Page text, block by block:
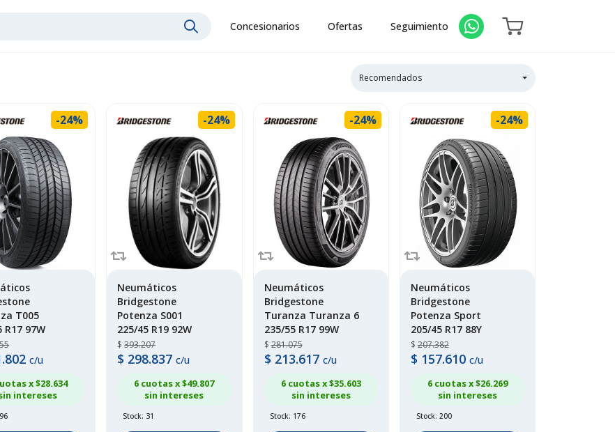
Concesionarios Ofertas Seguimiento
Recomendados
-24%
T005
R17 97W
c/u
x $28.634
intereses
-24%
Neumáticos
Bridgestone
Potenza S001
225/45 R19 92W
$393.207
$ 298.837 c/u
6 cuotas x $49.807
sin intereses
Stock: 31
-24%
Neumáticos
Bridgestone
Turanza Turanza 6
235/55 R17 99W
$281.075
$ 213.617 c/u
6 cuotas x $35.603
sin intereses
Stock: 176
-24%
Neumáticos
Bridgestone
Potenza Sport
205/45 R17 88Y
$207.382
$ 157.610 c/u
6 cuotas x $26.269
sin intereses
Stock: 200